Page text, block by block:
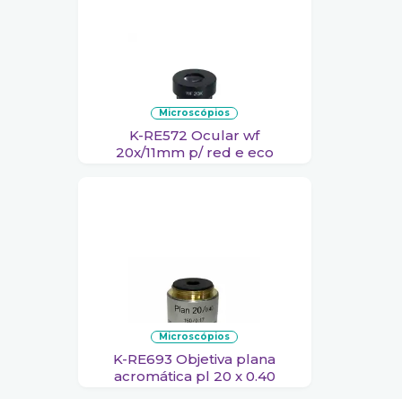
microscópios
K-RE572 Ocular wf
20x/11mm p/ red e eco
microscópios
K-RE693 Objetiva plana
acromática pl 20 x 0.40